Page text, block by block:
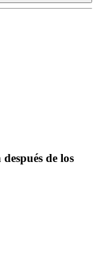
de los